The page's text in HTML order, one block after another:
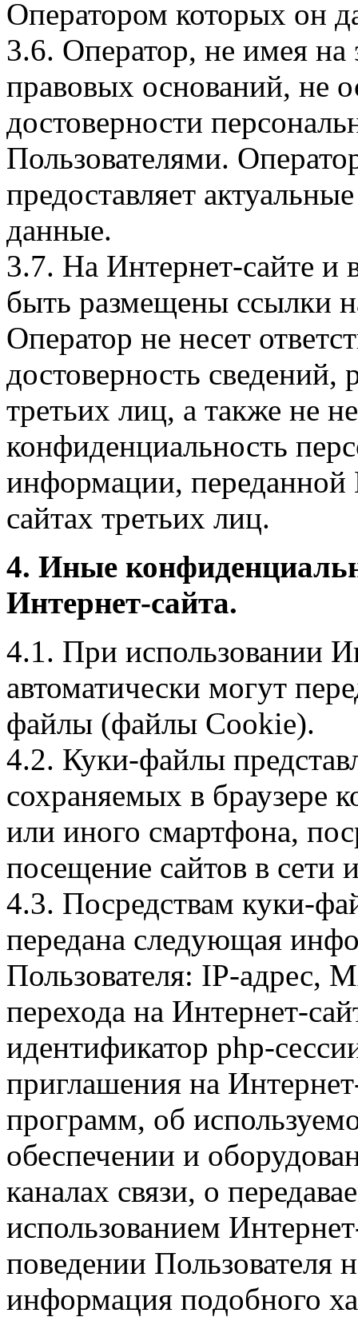
Оператором которых он
3.6. Оператор, не имея
правовых оснований, не
достоверности
Пользователями.
предоставляет
данные.
3.7. На Интернет-сайте
быть размещены ссылки
Оператор не несет
достоверность
третьих лиц, а также не
конфиденциальность
информации, переданной
сайтах третьих лиц.
4. Иные
Интернет-сайта.
4.1. При использовании
автоматически могут
файлы (файлы Cookie).
4.2. Куки-файлы
сохраняемых в браузере
или иного смартфона,
посещение сайтов в сети
4.3. Посредствам куки-
передана следующая
Пользователя: IP-адрес,
перехода на Интернет-
идентификатор php-
приглашения на
программ, об
обеспечении и
каналах связи, о
использованием
поведении Пользователя
информация подобного